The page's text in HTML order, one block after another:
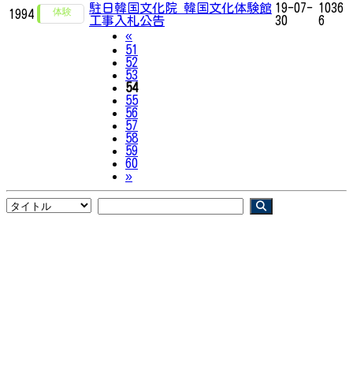
1994
駐日韓国文化院 韓国文化体験館
工事入札公告
19-07-
30
1036
6
«Previous
51
52
53
54
55
56
57
58
59
60
»Next